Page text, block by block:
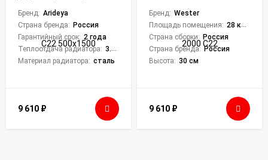
Бренд: Arideya
Страна бренда: Россия
Гарантийный срок: 2 года
Теплоотдача радиатора: 3.289 кВт
Материал радиатора: сталь
9 610 ₽
Бренд: Wester
Площадь помещения: 28 кв. м.
Страна сборки: Россия
Страна бренда: Россия
Высота: 30 см
9 610 ₽